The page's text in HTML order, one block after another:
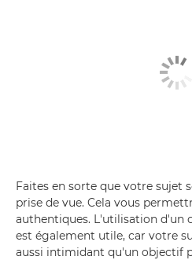
Faites en sorte que votre sujet
prise de vue. Cela vous
authentiques. L'utilisation d'un
est également utile, car votre
aussi intimidant qu'un objectif